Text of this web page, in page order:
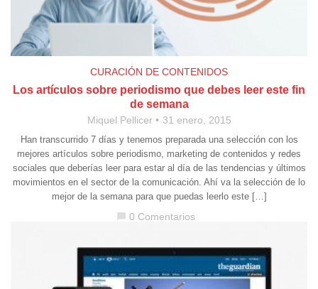
CURACIÓN DE CONTENIDOS
Los artículos sobre periodismo que debes leer este fin
de semana
Miquel Pellicer 31 enero, 2015
Han transcurrido 7 días y tenemos preparada una selección con los
mejores artículos sobre periodismo, marketing de contenidos y redes
sociales que deberías leer para estar al día de las tendencias y últimos
movimientos en el sector de la comunicación. Ahí va la selección de lo
mejor de la semana para que puedas leerlo este […]
chat_bubble 0 Comentarios